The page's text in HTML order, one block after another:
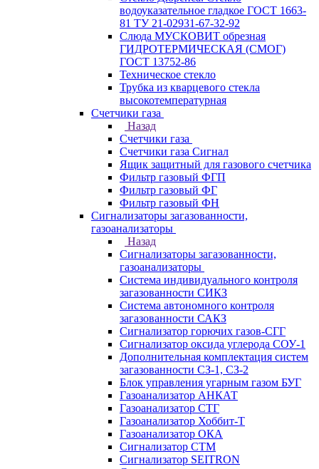
водоуказательное гладкое ГОСТ 1663-
81 ТУ 21-02931-67-32-92
Слюда МУСКОВИТ обрезная
ГИДРОТЕРМИЧЕСКАЯ (СМОГ)
ГОСТ 13752-86
Техническое стекло
Трубка из кварцевого стекла
высокотемпературная
Счетчики газа
Назад
Счетчики газа
Счетчики газа Сигнал
Ящик защитный для газового счетчика
Фильтр газовый ФГП
Фильтр газовый ФГ
Фильтр газовый ФН
Сигнализаторы загазованности,
газоанализаторы
Назад
Сигнализаторы загазованности,
газоанализаторы
Система индивидуального контроля
загазованности СИКЗ
Система автономного контроля
загазованности САКЗ
Сигнализатор горючих газов-СГГ
Сигнализатор оксида углерода СОУ-1
Дополнительная комплектация систем
загазованности СЗ-1, СЗ-2
Блок управления угарным газом БУГ
Газоанализатор АНКАТ
Газоанализатор СТГ
Газоанализатор Хоббит-Т
Газоанализатор ОКА
Сигнализатор СТМ
Сигнализатор SEITRON